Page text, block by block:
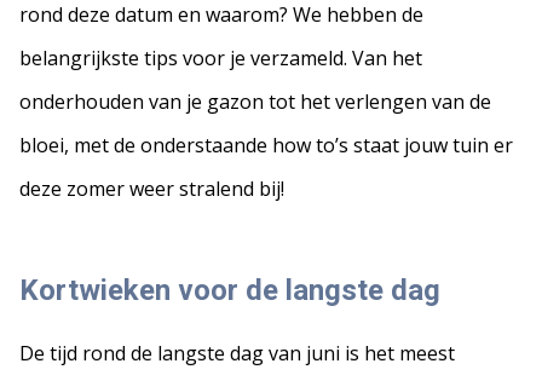
rond deze datum en waarom? We hebben de
belangrijkste tips voor je verzameld. Van het
onderhouden van je gazon tot het verlengen van de
bloei, met de onderstaande how to’s staat jouw tuin er
deze zomer weer stralend bij!
Kortwieken voor de langste dag
De tijd rond de langste dag van juni is het meest